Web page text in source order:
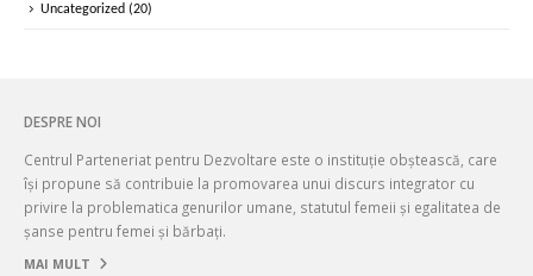
Uncategorized (20)
DESPRE NOI
Centrul Parteneriat pentru Dezvoltare este o instituție obștească, care
își propune să contribuie la promovarea unui discurs integrator cu
privire la problematica genurilor umane, statutul femeii și egalitatea de
șanse pentru femei și bărbați.
MAI MULT